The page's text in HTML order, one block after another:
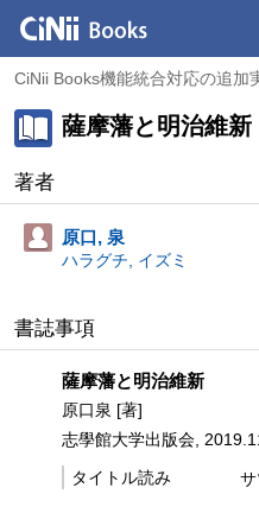
CiNii Books機能統合対応の追加
薩摩藩と明治維新
著者
原口, 泉
ハラグチ, イズミ
書誌事項
薩摩藩と明治維新
原口泉 [著]
志學館大学出版会,
タイトル読み